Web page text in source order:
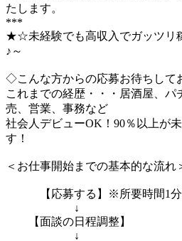
たします。
***
★☆未経験でも高収入でガッツ
♪～
◇こんな方からの応募お待ちし
これまでの経歴・・・居酒屋、パ
売、営業、事務など
社会人デビューOK！90％以上が
す！
＜お仕事開始までの基本的な流れ
【応募する】※所要時間1分
↓
【面談の日程調整】
↓